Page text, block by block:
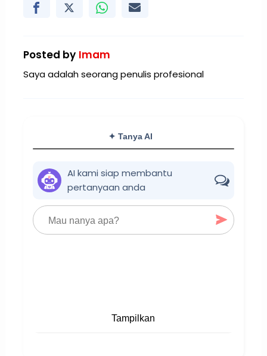
Posted by Imam
Saya adalah seorang penulis profesional
✦ Tanya AI
AI kami siap membantu
pertanyaan anda
Tampilkan